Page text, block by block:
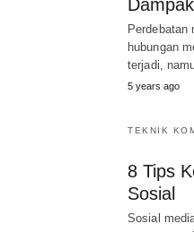
Perdebatan
hubungan
terjadi,
5 years ago
TEKNIK
8 Tips
Sosial
Sosial